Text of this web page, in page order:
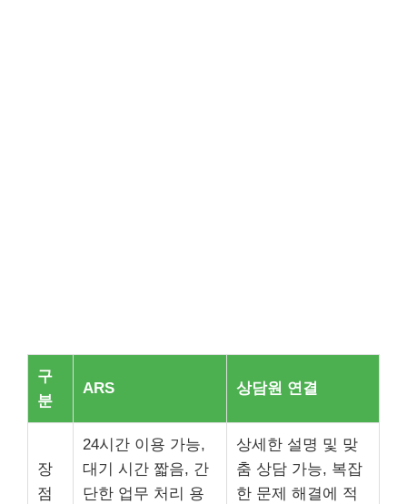
구
분
ARS 상담원 연결
장
점
24시간 이용 가능,
대기 시간 짧음, 간
단한 업무 처리 용
상세한 설명 및 맞
춤 상담 가능, 복잡
한 문제 해결에 적